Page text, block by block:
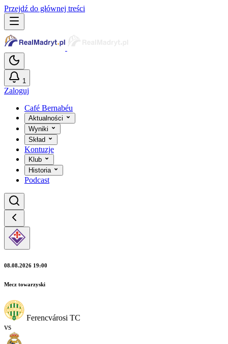
Przejdź do głównej treści
1
Zaloguj
Café Bernabéu
Aktualności
Wyniki
Skład
Kontuzje
Klub
Historia
Podcast
08.08.2026 19:00
Mecz towarzyski
Ferencvárosi TC
vs